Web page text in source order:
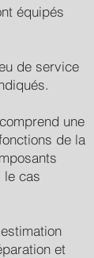
équipés
de service
une
de la
le cas
et